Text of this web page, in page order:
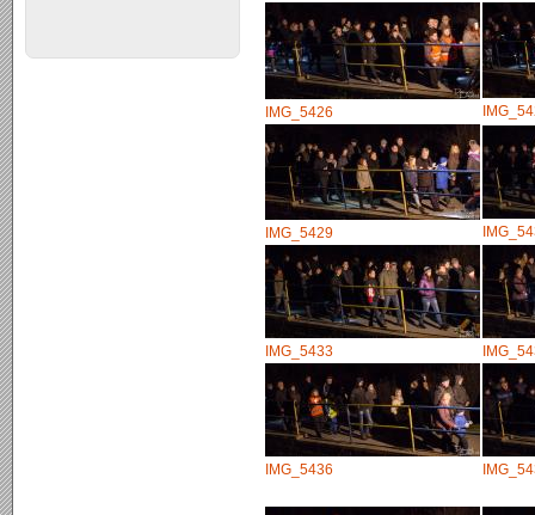
IMG_5426
IMG_5429
IMG_5433
IMG_5436